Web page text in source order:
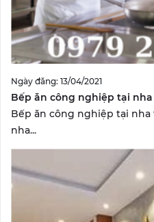
Ngày đăng: 13/04/2021
Bếp ăn công nghiệp tại
Bếp ăn công nghiệp tại
nha...